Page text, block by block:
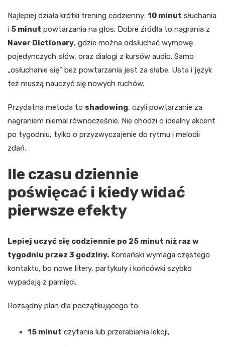
Najlepiej działa krótki trening codzienny: 10 minut słuchania
i 5 minut powtarzania na głos. Dobre źródła to nagrania z
Naver Dictionary, gdzie można odsłuchać wymowę
pojedynczych słów, oraz dialogi z kursów audio. Samo
„osłuchanie się” bez powtarzania jest za słabe. Usta i język
też muszą nauczyć się nowych ruchów.
Przydatna metoda to shadowing, czyli powtarzanie za
nagraniem niemal równocześnie. Nie chodzi o idealny akcent
po tygodniu, tylko o przyzwyczajenie do rytmu i melodii
zdań.
Ile czasu dziennie
poświęcać i kiedy widać
pierwsze efekty
Lepiej uczyć się codziennie po 25 minut niż raz w
tygodniu przez 3 godziny. Koreański wymaga częstego
kontaktu, bo nowe litery, partykuły i końcówki szybko
wypadają z pamięci.
Rozsądny plan dla początkującego to:
15 minut czytania lub przerabiania lekcji,